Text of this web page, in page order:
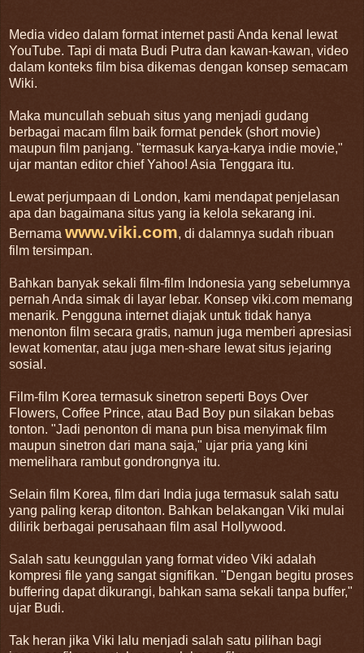
Media video dalam format internet pasti Anda kenal lewat
YouTube. Tapi di mata Budi Putra dan kawan-kawan, video
dalam konteks film bisa dikemas dengan konsep semacam
Wiki.
Maka muncullah sebuah situs yang menjadi gudang
berbagai macam film baik format pendek (short movie)
maupun film panjang. "termasuk karya-karya indie movie,"
ujar mantan editor chief Yahoo! Asia Tenggara itu.
Lewat perjumpaan di London, kami mendapat penjelasan
apa dan bagaimana situs yang ia kelola sekarang ini.
Bernama www.viki.com, di dalamnya sudah ribuan
film tersimpan.
Bahkan banyak sekali film-film Indonesia yang sebelumnya
pernah Anda simak di layar lebar. Konsep viki.com memang
menarik. Pengguna internet diajak untuk tidak hanya
menonton film secara gratis, namun juga memberi apresiasi
lewat komentar, atau juga men-share lewat situs jejaring
sosial.
Film-film Korea termasuk sinetron seperti Boys Over
Flowers, Coffee Prince, atau Bad Boy pun silakan bebas
tonton. "Jadi penonton di mana pun bisa menyimak film
maupun sinetron dari mana saja," ujar pria yang kini
memelihara rambut gondrongnya itu.
Selain film Korea, film dari India juga termasuk salah satu
yang paling kerap ditonton. Bahkan belakangan Viki mulai
dilirik berbagai perusahaan film asal Hollywood.
Salah satu keunggulan yang format video Viki adalah
kompresi file yang sangat signifikan. "Dengan begitu proses
buffering dapat dikurangi, bahkan sama sekali tanpa buffer,"
ujar Budi.
Tak heran jika Viki lalu menjadi salah satu pilihan bagi